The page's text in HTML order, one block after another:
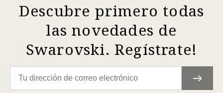
Descubre primero todas
las novedades de
Swarovski. Regístrate!